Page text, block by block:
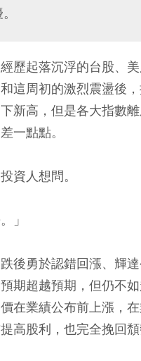
歷起落沉浮的台股、美
這周初的激烈震盪後
新高，但是各大指數離
一點點。
資人想問。
」
後勇於認錯回漲、輝
期超越預期，但仍不如
在業績公布前上漲，
高股利，也完全挽回頹